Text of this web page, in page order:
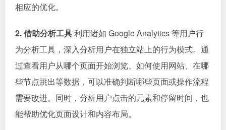
相应的优化。
2. 借助分析工具利用诸如 Google Analytics 等用户行
为分析工具，深入分析用户在独立站上的行为模式。通
过查看用户从哪个页面开始浏览、如何使用网站、在哪
些节点跳出等数据，可以准确判断哪些页面或操作流程
需要改进。同时，分析用户点击的元素和停留时间，也
能帮助优化页面设计和内容布局。